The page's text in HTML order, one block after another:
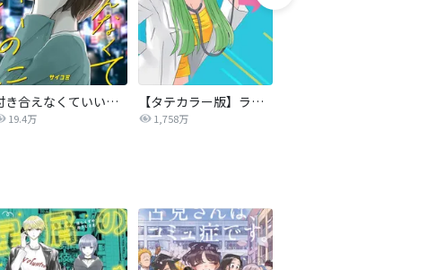
付き合えなくていいのに
19.4万
【タテカラー版】ラララ
1,758万